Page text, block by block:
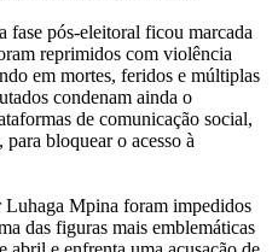
fase pós-eleitoral ficou marcada
reprimidos com violência
em mortes, feridos e múltiplas
condenam ainda o
de comunicação social,
bloquear o acesso à
Mpina foram impedidos
das figuras mais emblemáticas